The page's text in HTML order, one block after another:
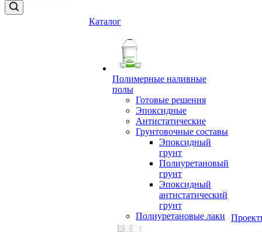
Каталог
Полимерные наливные
полы
Готовые решения
Эпоксидные
Антистатические
Грунтовочные составы
Эпоксидный
грунт
Полиуретановый
грунт
Эпоксидный
антистатический
грунт
Полиуретановые лаки